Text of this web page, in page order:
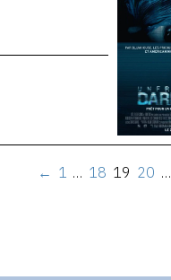
← 1 … 18 19 20 …